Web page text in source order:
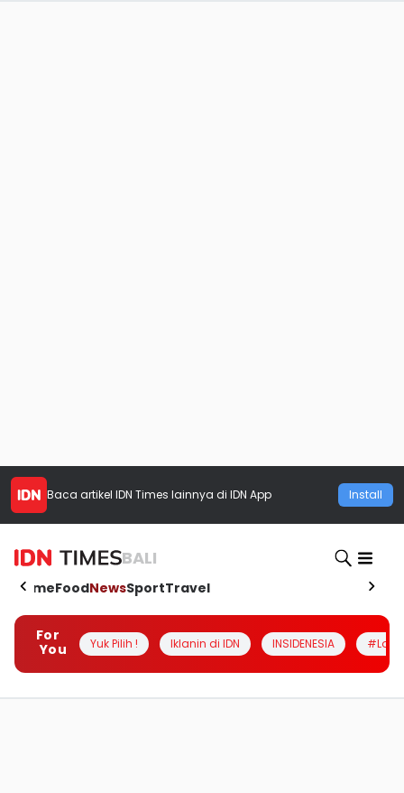
Baca artikel IDN Times lainnya di IDN App Install
BALI
HomeFoodNewsSportTravel
For
You
Yuk Pilih ! Iklanin di IDN INSIDENESIA